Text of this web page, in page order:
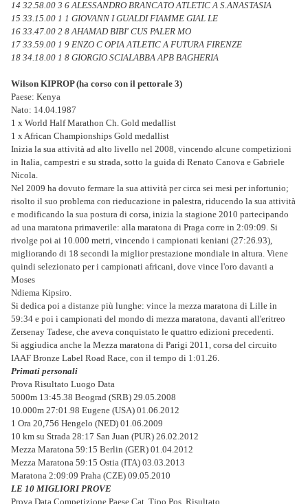
14 32.58.00 3 6 ALESSANDRO BRANCATO ATLETIC A S.ANASTASIA
15 33.15.00 1 1 GIOVANN I GUALDI FIAMME GIAL LE
16 33.47.00 2 8 AHAMAD BIBI' CUS PALER MO
17 33.59.00 1 9 ENZO C OPIA ATLETIC A FUTURA FIRENZE
18 34.18.00 1 8 GIORGIO SCIALABBA APB BAGHERIA
Wilson KIPROP (ha corso con il pettorale 3)
Paese: Kenya
Nato: 14.04.1987
1 x World Half Marathon Ch. Gold medallist
1 x African Championships Gold medallist
Inizia la sua attività ad alto livello nel 2008, vincendo alcune competizioni
in Italia, campestri e su strada, sotto la guida di Renato Canova e Gabriele
Nicola.
Nel 2009 ha dovuto fermare la sua attività per circa sei mesi per infortunio;
risolto il suo problema con rieducazione in palestra, riducendo la sua attività
e modificando la sua postura di corsa, inizia la stagione 2010 partecipando
ad una maratona primaverile: alla maratona di Praga corre in 2:09:09. Si
rivolge poi ai 10.000 metri, vincendo i campionati keniani (27:26.93),
migliorando di 18 secondi la miglior prestazione mondiale in altura. Viene
quindi selezionato per i campionati africani, dove vince l'oro davanti a
Moses
Ndiema Kipsiro.
Si dedica poi a distanze più lunghe: vince la mezza maratona di Lille in
59:34 e poi i campionati del mondo di mezza maratona, davanti all'eritreo
Zersenay Tadese, che aveva conquistato le quattro edizioni precedenti.
Si aggiudica anche la Mezza maratona di Parigi 2011, corsa del circuito
IAAF Bronze Label Road Race, con il tempo di 1:01.26.
Primati personali
Prova Risultato Luogo Data
5000m 13:45.38 Beograd (SRB) 29.05.2008
10.000m 27:01.98 Eugene (USA) 01.06.2012
1 Ora 20,756 Hengelo (NED) 01.06.2009
10 km su Strada 28:17 San Juan (PUR) 26.02.2012
Mezza Maratona 59:15 Berlin (GER) 01.04.2012
Mezza Maratona 59:15 Ostia (ITA) 03.03.2013
Maratona 2:09:09 Praha (CZE) 09.05.2010
LE 10 MIGLIORI PROVE
Prova Data Competizione Paese Cat. Tipo Pos. Risultato